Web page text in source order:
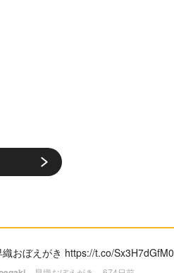
おぼえがき https://t.co/Sx3H7dGfM0